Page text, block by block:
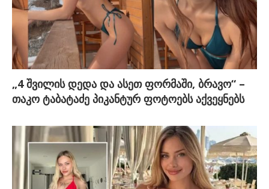
„4 შვილის დედა და ასეთ ფორმაში, ბრავო“ –
თაკო ტაბატაძე პიკანტურ ფოტოებს აქვეყნებს